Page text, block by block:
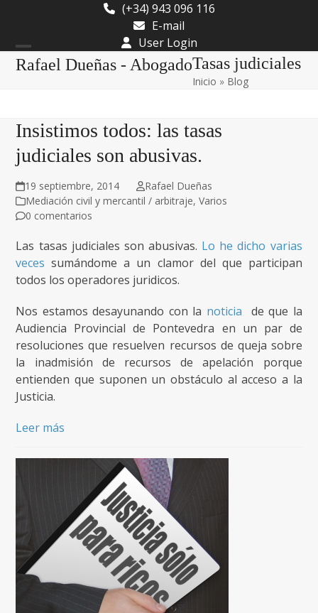
content
(+34) 943 096 116
E-mail
User Login
Rafael Dueñas - Abogado
Open
Close
Tasas judiciales
Inicio » Blog
Insistimos todos: las tasas
judiciales son abusivas.
19 septiembre, 2014
Rafael Dueñas
Mediación civil y mercantil / arbitraje,Varios
0 comentarios
Las tasas judiciales son abusivas. Lo he dicho varias
vecessumándome a un clamor del que participan
todos los operadores juridicos.
Nos estamos desayunando con la noticia de que la
Audiencia Provincial de Pontevedra en un par de
resoluciones que resuelven recursos de queja sobre
la inadmisión de recursos de apelación porque
entienden que suponen un obstáculo al acceso a la
Justicia.
Leer más